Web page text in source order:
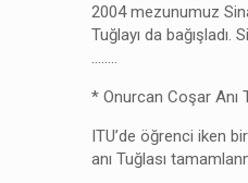
2004 mezunumuz
Tuğlayı da bağışladı.
……..
* Onurcan Coşar Anı
ITU’de öğrenci iken
anı Tuğlası